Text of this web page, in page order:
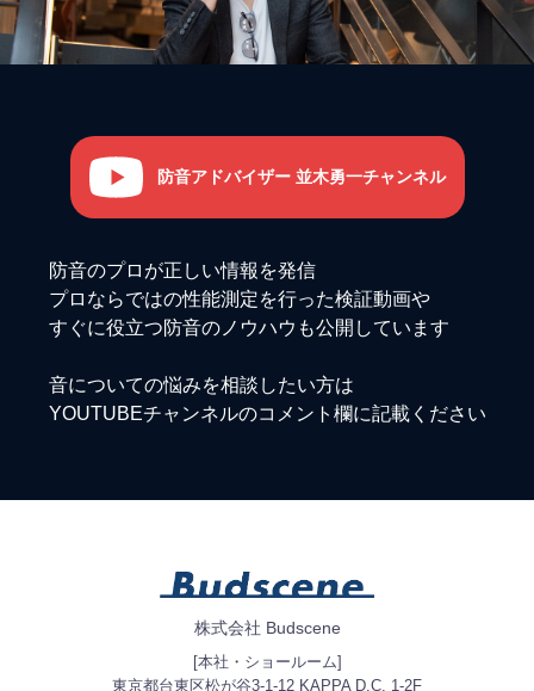
防音アドバイザー 並木勇一チャンネル
防音のプロが正しい情報を発信
プロならではの性能測定を行った検証動画や
すぐに役立つ防音のノウハウも公開しています
音についての悩みを相談したい方は
YOUTUBEチャンネルのコメント欄に記載ください
株式会社 Budscene
[本社・ショールーム]
東京都台東区松が谷3-1-12 KAPPA D.C. 1-2F